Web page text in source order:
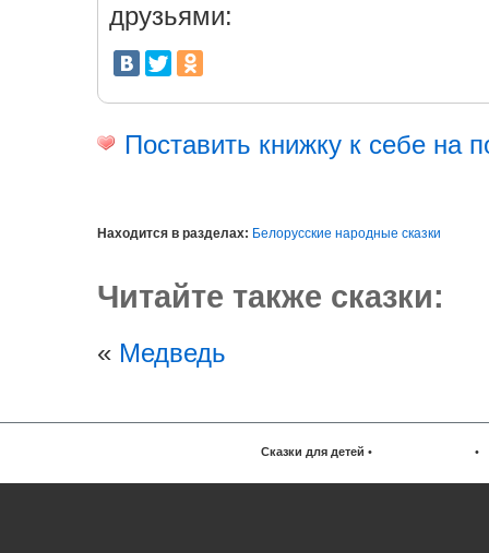
друзьями:
Поставить книжку к себе на
Находится в разделах: Белорусские народные сказки
Читайте также сказки:
« Медведь
Сказки для детей • •